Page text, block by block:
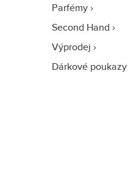
Parfémy
Second Hand
Výprodej
Dárkové poukazy